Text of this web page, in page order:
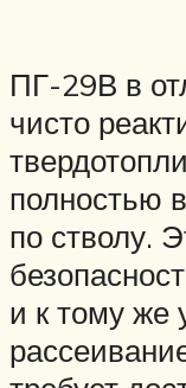
ПГ-29В в
чисто
полностью
по стволу.
и к тому же